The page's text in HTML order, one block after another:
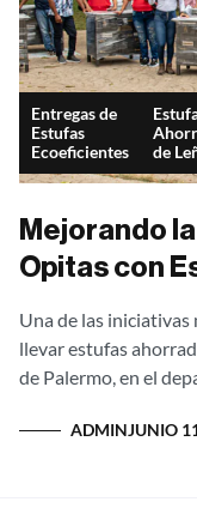
Entregas de
Estufas
Ecoeficientes
de
Mejorando
Opitas con
Una de las
llevar estufas
de Palermo, en el
ADMINJUNIO